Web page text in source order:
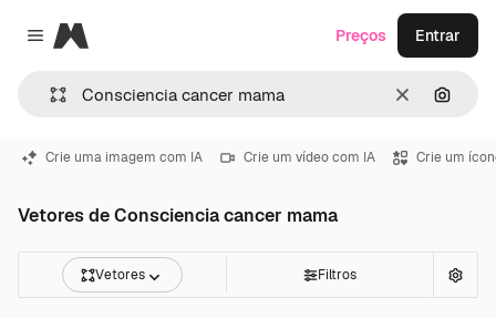
Close menu
Magnific
Limpar
Preços Entrar
Crie uma imagem com IA Crie um vídeo com IA Crie um
Vetores de Consciencia cancer mama
Vetores Filtros